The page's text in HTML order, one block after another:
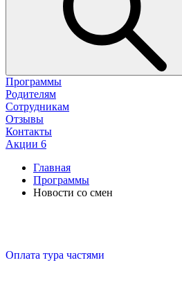
Программы
Родителям
Сотрудникам
Отзывы
Контакты
Акции 6
Главная
Программы
Новости со смен
Оплата тура частями